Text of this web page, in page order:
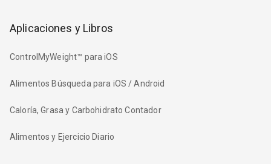
Aplicaciones y Libros
ControlMyWeight™ para iOS
Alimentos Búsqueda para iOS / Android
Caloría, Grasa y Carbohidrato Contador
Alimentos y Ejercicio Diario